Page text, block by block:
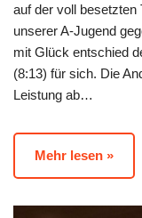
auf der voll besetzten
unserer A-Jugend
mit Glück entschied
(8:13) für sich. Die
Leistung ab…
Mehr lesen »